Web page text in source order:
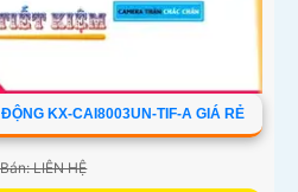
KX-CAI8003UN-TIF-A GIÁ RẺ
LIÊN HỆ